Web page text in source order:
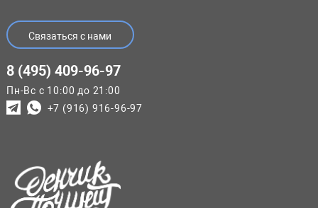
Связаться с нами
8 (495) 409-96-97
Пн-Вс с 10:00 до 21:00
+7 (916) 916-96-97